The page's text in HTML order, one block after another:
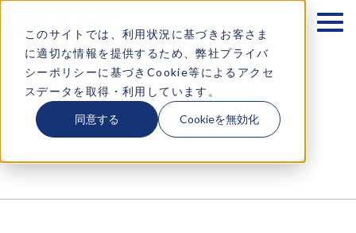
このサイトでは、利用状況に基づきお客さま
に適切な情報を提供するため、弊社プライバ
シーポリシーに基づきCookie等によるアクセ
スデータを取得・利用しています。
同意する Cookieを無効化
企業情報
ソリューション
お知らせ お知らせ